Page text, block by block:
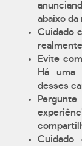
abaixo
Cuidado
Evite
Há uma
desses
Cuidado